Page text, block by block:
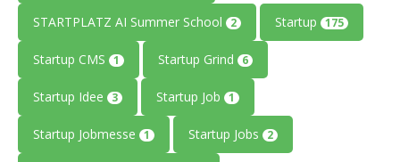
STARTPLATZ AI Summer School 2 Startup 175
Startup CMS 1 Startup Grind 6
Startup Idee 3 Startup Job 1
Startup Jobmesse 1 Startup Jobs 2